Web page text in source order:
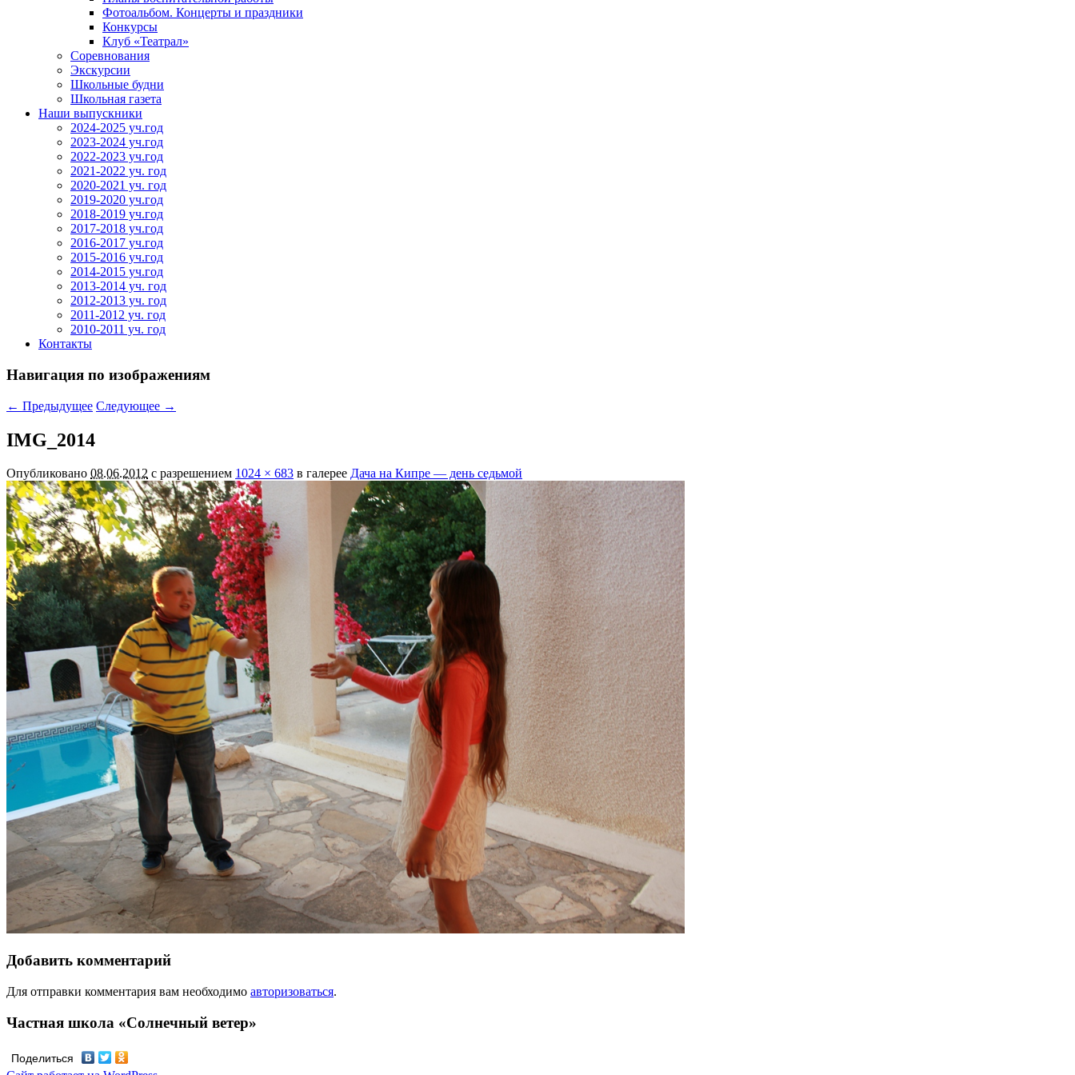
Фотоальбом. Концерты и праздники
Конкурсы
Клуб «Театрал»
Соревнования
Экскурсии
Школьные будни
Школьная газета
Наши выпускники
2024-2025 уч.год
2023-2024 уч.год
2022-2023 уч.год
2021-2022 уч. год
2020-2021 уч. год
2019-2020 уч.год
2018-2019 уч.год
2017-2018 уч.год
2016-2017 уч.год
2015-2016 уч.год
2014-2015 уч.год
2013-2014 уч. год
2012-2013 уч. год
2011-2012 уч. год
2010-2011 уч. год
Контакты
Навигация по изображениям
← Предыдущее Следующее →
IMG_2014
Опубликовано 08.06.2012 с разрешением 1024 × 683 в галерее Дача на Кипре — день седьмой
Добавить комментарий
Для отправки комментария вам необходимо авторизоваться.
Частная школа «Солнечный ветер»
Поделиться